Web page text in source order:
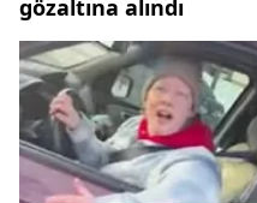
gözaltına alındı